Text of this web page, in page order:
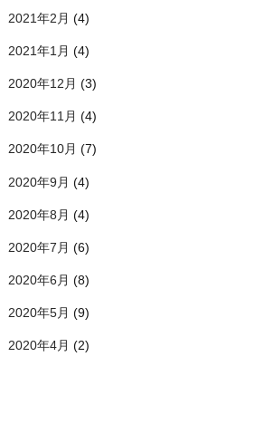
2021年2月 (4)
2021年1月 (4)
2020年12月 (3)
2020年11月 (4)
2020年10月 (7)
2020年9月 (4)
2020年8月 (4)
2020年7月 (6)
2020年6月 (8)
2020年5月 (9)
2020年4月 (2)